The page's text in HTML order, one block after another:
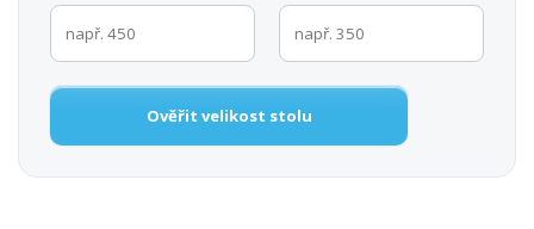
Ověřit velikost stolu